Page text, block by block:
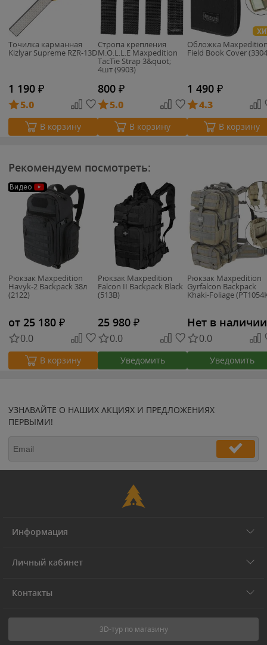
Точилка карманная
Kizlyar Supreme RZR-13D
1 190 ₽
5.0
В корзину
Стропа крепления
M.O.L.L.E Maxpedition
TacTie Strap 3&quot;
4шт (9903)
800 ₽
5.0
В корзину
Обложка
Field Book Cover
1 490 ₽
4.3
В корзину
Рекомендуем посмотреть:
Видео
Рюкзак Maxpedition
Havyk-2 Backpack 38л
(2122)
от 25 180 ₽
0.0
В корзину
Рюкзак Maxpedition
Falcon II Backpack Black
(513B)
25 980 ₽
0.0
Уведомить
Рюкзак Maxpedition
Gyrfalcon Backpack
Khaki-Foliage
Нет в наличии
0.0
Уведомить
УЗНАВАЙТЕ О НАШИХ АКЦИЯХ И ПРЕДЛОЖЕНИЯХ
ПЕРВЫМИ!
Информация
Личный кабинет
Контакты
3D-тур по магазину